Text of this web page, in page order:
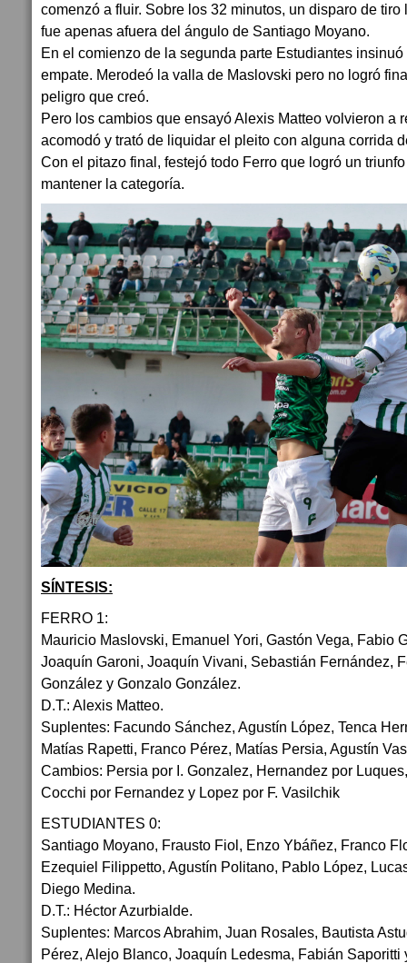
comenzó a fluir. Sobre los 32 minutos, un disparo de
fue apenas afuera del ángulo de Santiago Moyano.
En el comienzo de la segunda parte Estudiantes
empate. Merodeó la valla de Maslovski pero no logró
peligro que creó.
Pero los cambios que ensayó Alexis Matteo volvieron a
acomodó y trató de liquidar el pleito con alguna corrida
Con el pitazo final, festejó todo Ferro que logró un
mantener la categoría.
SÍNTESIS:
FERRO 1:
Mauricio Maslovski, Emanuel Yori, Gastón Vega, Fabio
Joaquín Garoni, Joaquín Vivani, Sebastián Fernández,
González y Gonzalo González.
D.T.: Alexis Matteo.
Suplentes: Facundo Sánchez, Agustín López, Tenca
Matías Rapetti, Franco Pérez, Matías Persia, Agustín
Cambios: Persia por I. Gonzalez, Hernandez por
Cocchi por Fernandez y Lopez por F. Vasilchik
ESTUDIANTES 0:
Santiago Moyano, Frausto Fiol, Enzo Ybáñez, Franco
Ezequiel Filippetto, Agustín Politano, Pablo López,
Diego Medina.
D.T.: Héctor Azurbialde.
Suplentes: Marcos Abrahim, Juan Rosales, Bautista
Pérez, Alejo Blanco, Joaquín Ledesma, Fabián Saporitti